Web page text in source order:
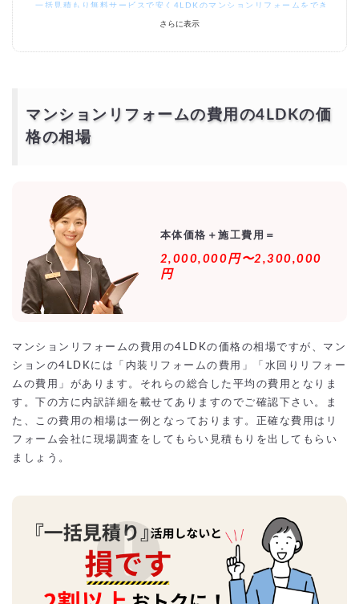
一括見積もり無料サービスで安く4LDKのマンションリフォームをでき
さらに表示
マンションリフォームの費用の4LDKの価
格の相場
本体価格＋施工費用＝
2,000,000円〜2,300,000
円
マンションリフォームの費用の4LDKの価格の相場ですが、マン
ションの4LDKには「内装リフォームの費用」「水回りリフォー
ムの費用」があります。それらの総合した平均の費用となりま
す。下の方に内訳詳細を載せてありますのでご確認下さい。ま
た、この費用の相場は一例となっております。正確な費用はリ
フォーム会社に現場調査をしてもらい見積もりを出してもらい
ましょう。